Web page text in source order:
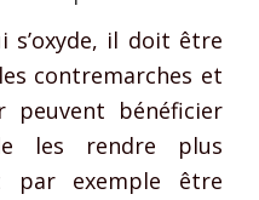
s’oxyde, il doit être
contremarches et
peuvent bénéficier
les rendre plus
par exemple être